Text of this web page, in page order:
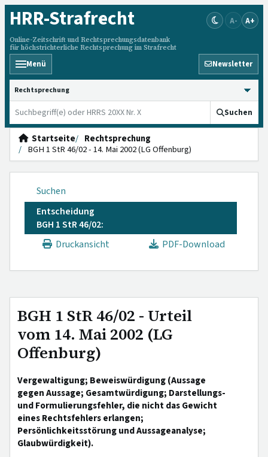
HRR-Strafrecht
Online-Zeitschrift und Rechtsprechungsdatenbank
für höchstrichterliche Rechtsprechung im Strafrecht
A- A+
Menü Newsletter
HRRS durchsuchen
Suchen
Startseite
Rechtsprechung
BGH 1 StR 46/02 - 14. Mai 2002 (LG Offenburg)
Suchen
Entscheidung
BGH 1 StR 46/02:
Druckansicht
PDF-Download
BGH 1 StR 46/02 - Urteil
vom 14. Mai 2002 (LG
Offenburg)
Vergewaltigung; Beweiswürdigung (Aussage
gegen Aussage; Gesamtwürdigung; Darstellungs-
und Formulierungsfehler, die nicht das Gewicht
eines Rechtsfehlers erlangen;
Persönlichkeitsstörung und Aussageanalyse;
Glaubwürdigkeit).